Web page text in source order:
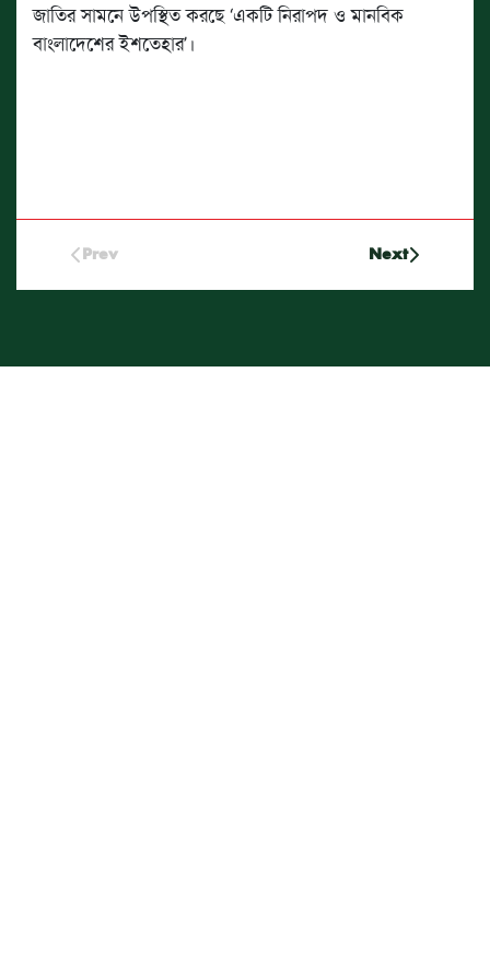
জাতির সামনে উপস্থিত করছে ‘একটি নিরাপদ ও মানবিক
বাংলাদেশের ইশতেহার’।
Prev Next